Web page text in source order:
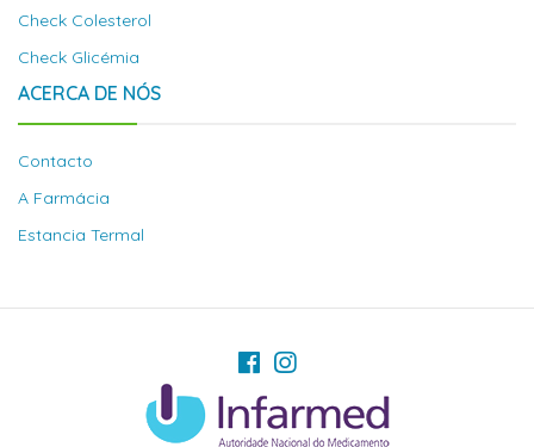
Check Colesterol
Check Glicémia
ACERCA DE NÓS
Contacto
A Farmácia
Estancia Termal